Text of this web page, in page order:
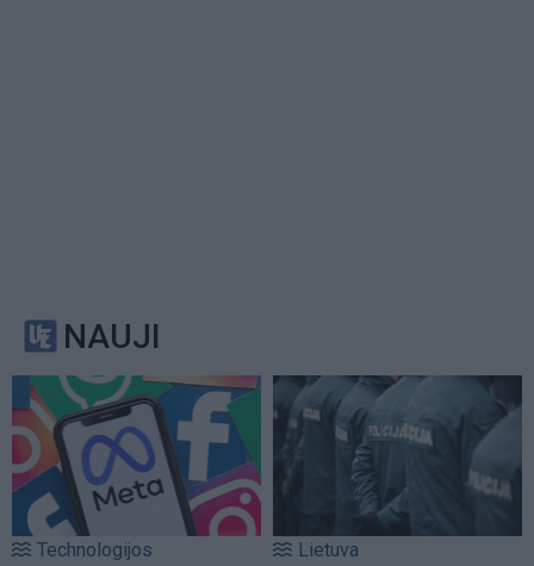
NAUJI
Technologijos Lietuva